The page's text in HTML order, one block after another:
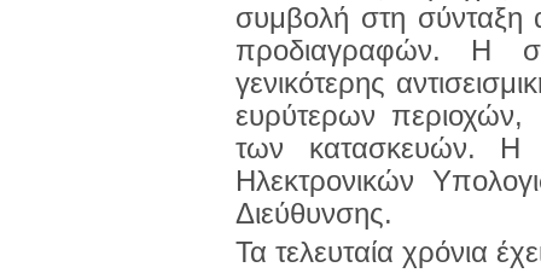
συμβολή στη σύνταξη
προδιαγραφών. Η
γενικότερης
ευρύτερων περιοχών,
των κατασκευών. Η
Ηλεκτρονικών
Διεύθυνσης.
Τα τελευταία χρόνια